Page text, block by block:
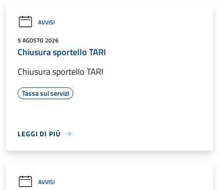
AVVISI
5 AGOSTO 2026
Chiusura sportello TARI
Chiusura sportello TARI
Tassa sui servizi
LEGGI DI PIÙ
AVVISI